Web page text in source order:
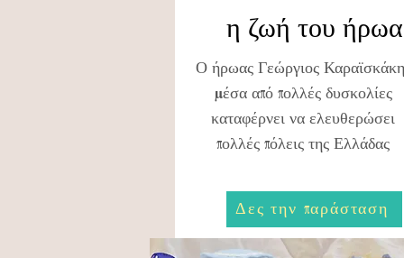
η ζωή του ήρωα
Ο ήρωας Γεώργιος
μέσα από πολλές δυσκολίες
καταφέρνει να ελευθερώσει
πολλές πόλεις της Ελλάδας
Δες την παράσταση